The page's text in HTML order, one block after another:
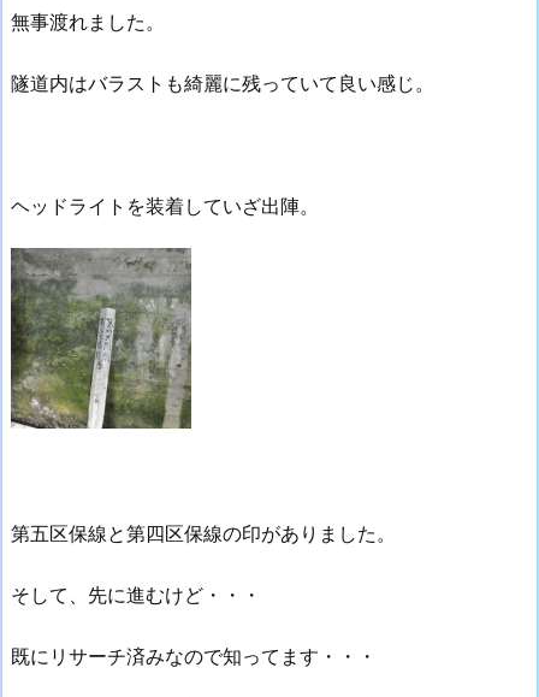
無事渡れました。
隧道内はバラストも綺麗に残っていて良い感じ。
ヘッドライトを装着していざ出陣。
第五区保線と第四区保線の印がありました。
そして、先に進むけど・・・
既にリサーチ済みなので知ってます・・・